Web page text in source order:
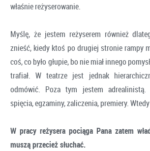
właśnie reżyserowanie.
Myślę, że jestem reżyserem również
znieść, kiedy ktoś po drugiej stronie rampy
coś, co było głupie, bo nie miał innego
trafiał. W teatrze jest jednak
odmówić. Poza tym jestem adrealinistą.
spięcia, egzaminy, zaliczenia, premiery.
W pracy reżysera pociąga Pana zatem
muszą przecież słuchać.